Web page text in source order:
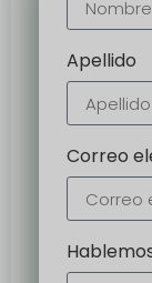
Apellido
Correo